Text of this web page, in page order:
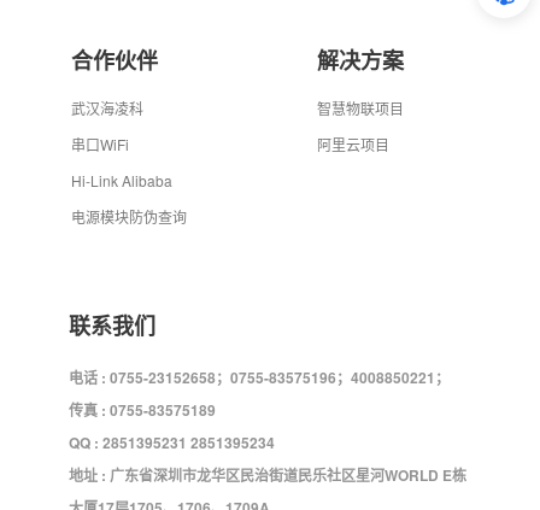
合作伙伴
武汉海凌科
串口WiFi
Hi-Link Alibaba
电源模块防伪查询
解决方案
智慧物联项目
阿里云项目
联系我们
电话 : 0755-23152658；0755-83575196；4008850221；
传真 : 0755-83575189
QQ : 2851395231 2851395234
地址 : 广东省深圳市龙华区民治街道民乐社区星河WORLD E栋